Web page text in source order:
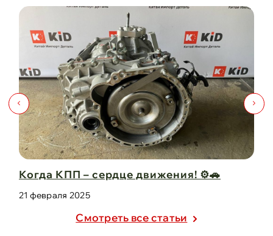
⚙️🚗
Капот для Changan UNI-V – когда
защита в одно ...
Cмотреть все статьи